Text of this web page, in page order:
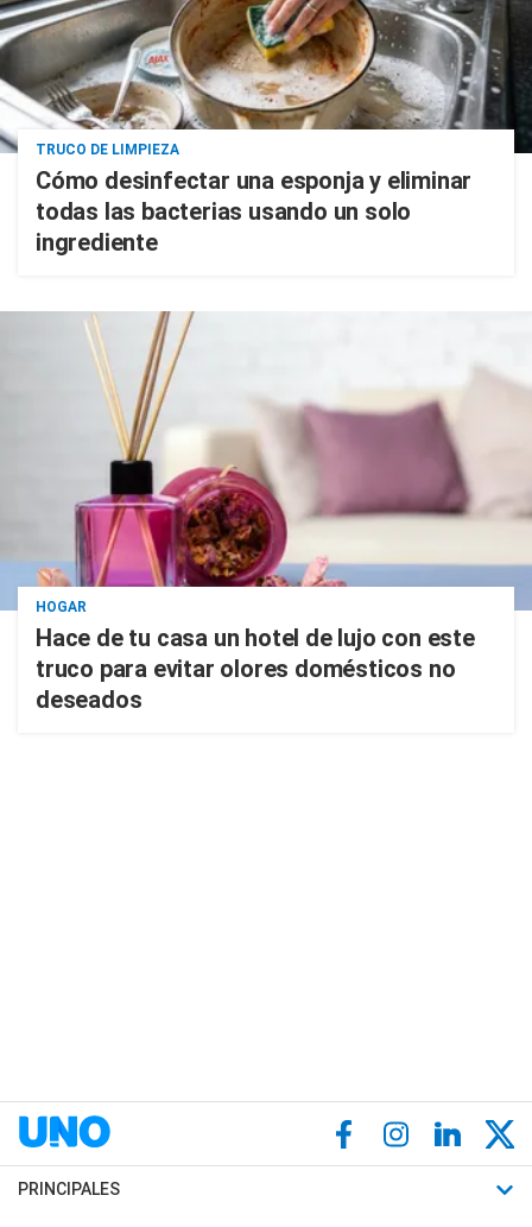
TRUCO DE LIMPIEZA
Cómo desinfectar una esponja y eliminar
todas las bacterias usando un solo
ingrediente
HOGAR
Hace de tu casa un hotel de lujo con este
truco para evitar olores domésticos no
deseados
PRINCIPALES